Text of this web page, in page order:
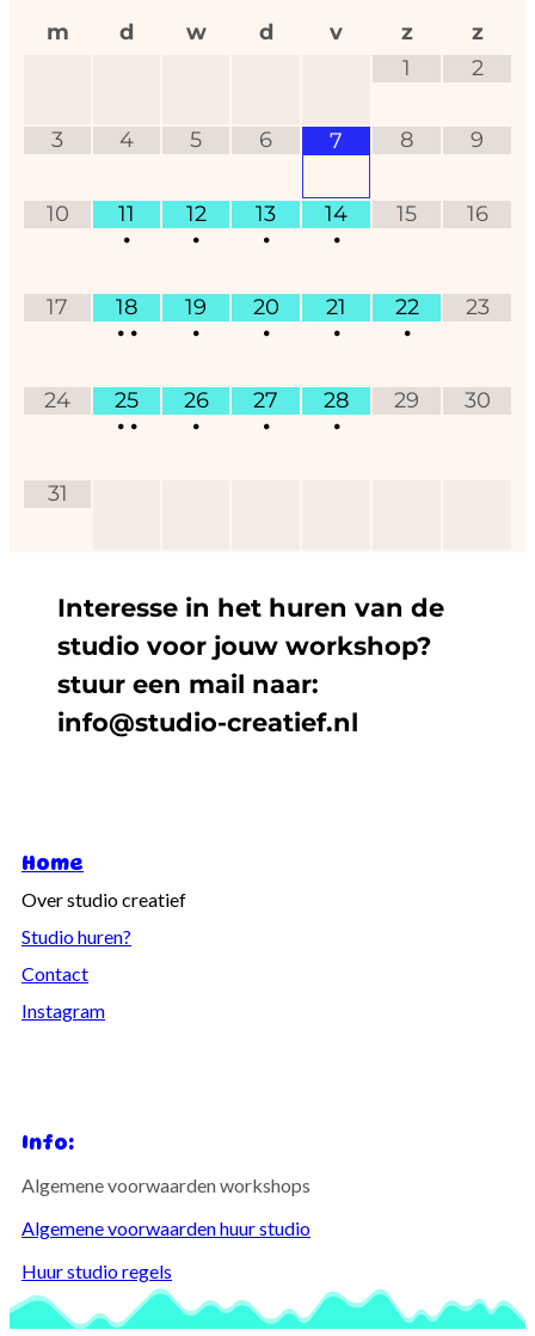
m d w d v z
z
1
2
3 4 5 6 7 8 9
10
11
•
12
•
13
•
14
•
15 16
17
18
• •
19
•
20
•
21
•
22
•
23
24
25
• •
26
•
27
•
28
•
29 30
31
Interesse in het huren van de
studio voor jouw workshop?
stuur een mail naar:
info@studio-creatief.nl
Home
Over studio creatief
Studio huren?
Contact
Instagram
Info:
Algemene voorwaarden workshops
Algemene voorwaarden huur studio
Huur studio regels